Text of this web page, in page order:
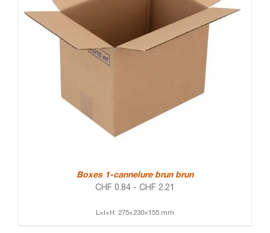
Boxes 1-cannelure brun brun
CHF 0.84 - CHF 2.21
L×l×H: 275×230×155 mm